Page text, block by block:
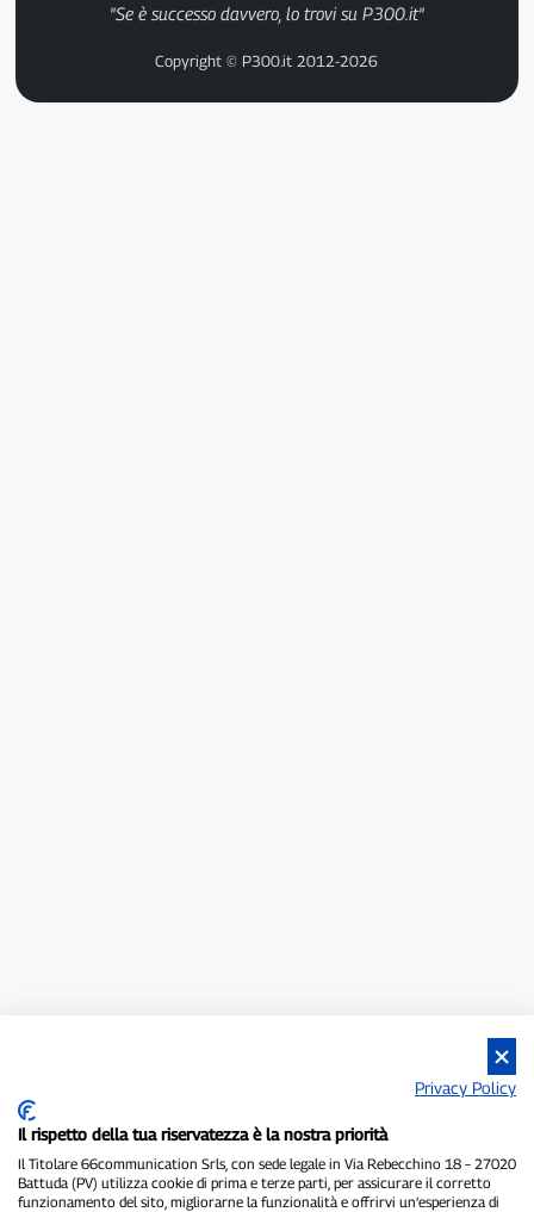
"Se è successo davvero, lo trovi su P300.it"
Copyright © P300.it 2012-2026
Privacy Policy
Il rispetto della tua riservatezza è la nostra priorità
Il Titolare 66communication Srls, con sede legale in Via Rebecchino 18 – 27020
Battuda (PV) utilizza cookie di prima e terze parti, per assicurare il corretto
funzionamento del sito, migliorarne la funzionalità e offrirvi un’esperienza di